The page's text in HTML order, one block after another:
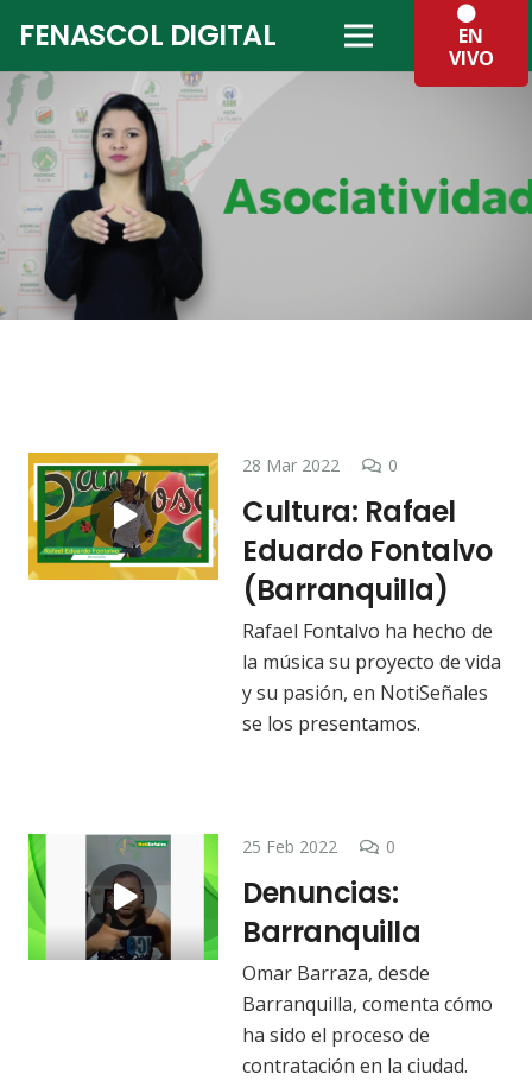
FENASCOL DIGITAL
EN
VIVO
28 Mar 2022 0
Cultura: Rafael
Eduardo Fontalvo
(Barranquilla)
Rafael Fontalvo ha hecho de
la música su proyecto de vida
y su pasión, en NotiSeñales
se los presentamos.
25 Feb 2022 0
Denuncias:
Barranquilla
Omar Barraza, desde
Barranquilla, comenta cómo
ha sido el proceso de
contratación en la ciudad.